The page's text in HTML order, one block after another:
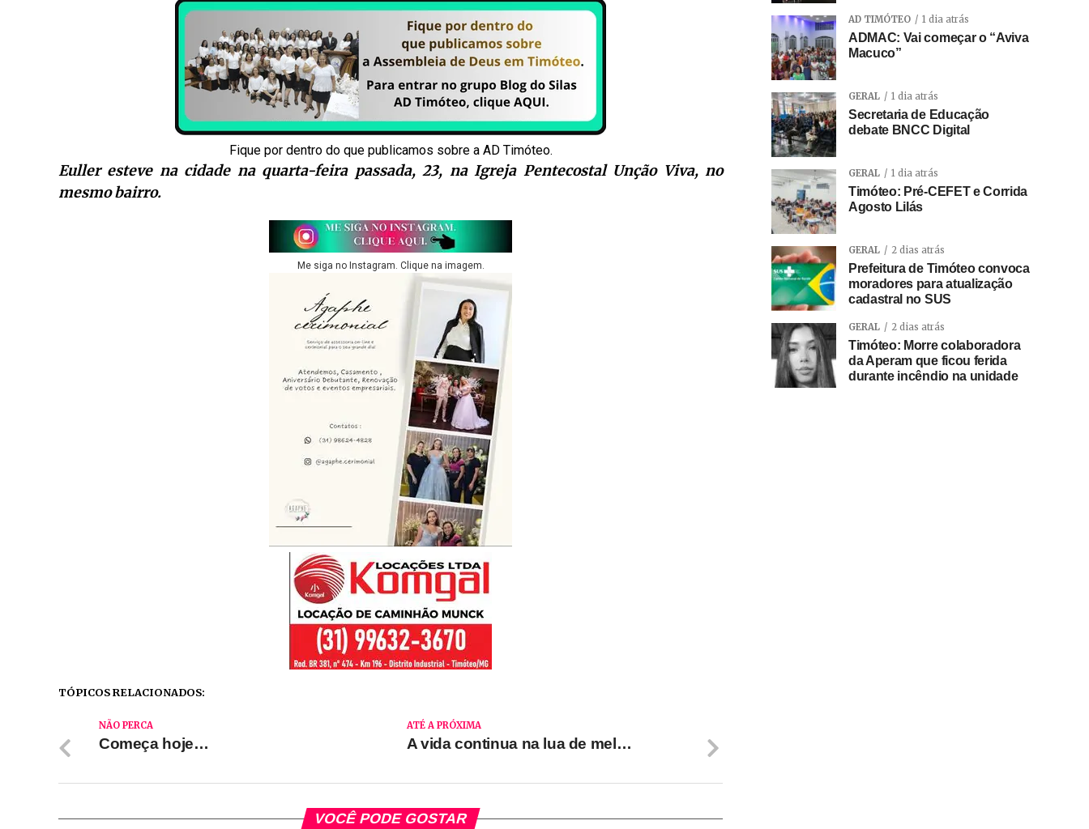
Fique por dentro do que publicamos sobre a AD Timóteo.
Euller esteve na cidade na quarta-feira passada, 23, na Igreja Pentecostal Unção Viva, no
mesmo bairro.
Me siga no Instagram. Clique na imagem.
TÓPICOS RELACIONADOS:
ATÉ A PRÓXIMA
A vida continua na lua de mel…
NÃO PERCA
Começa hoje…
VOCÊ PODE GOSTAR
AD TIMÓTEO 1 dia atrás
ADMAC: Vai começar o “Aviva
Macuco”
GERAL 1 dia atrás
Secretaria de Educação
debate BNCC Digital
GERAL 1 dia atrás
Timóteo: Pré-CEFET e Corrida
Agosto Lilás
GERAL 2 dias atrás
Prefeitura de Timóteo convoca
moradores para atualização
cadastral no SUS
GERAL 2 dias atrás
Timóteo: Morre colaboradora
da Aperam que ficou ferida
durante incêndio na unidade